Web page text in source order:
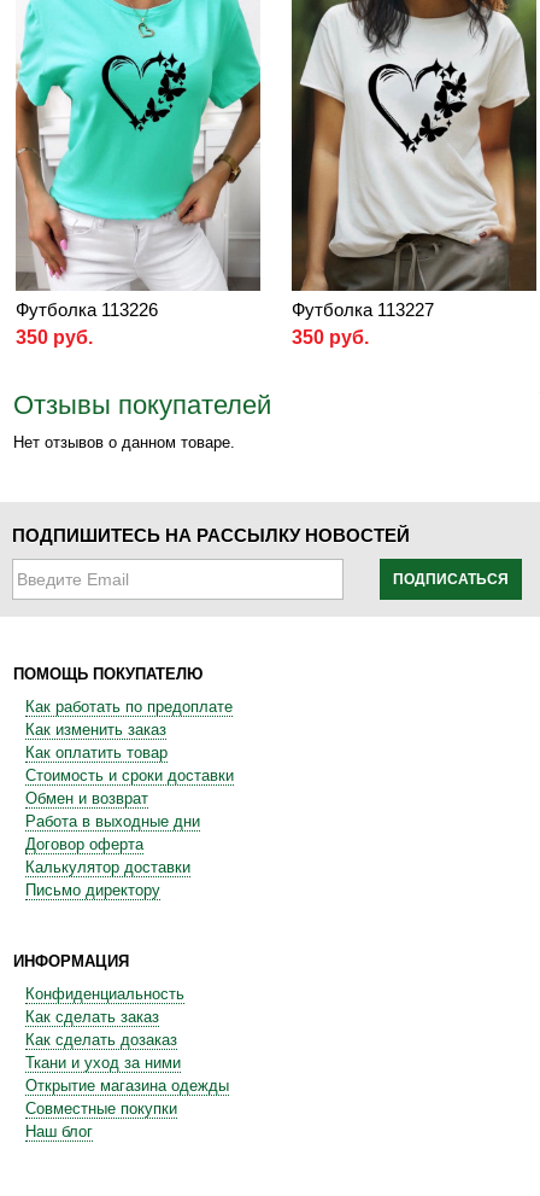
Футболка 113226
350 руб.
Футболка 113227
350 руб.
Отзывы покупателей
Нет отзывов о данном товаре.
ПОДПИШИТЕСЬ НА РАССЫЛКУ НОВОСТЕЙ
ПОДПИСАТЬСЯ
ПОМОЩЬ ПОКУПАТЕЛЮ
Как работать по предоплате
Как изменить заказ
Как оплатить товар
Стоимость и сроки доставки
Обмен и возврат
Работа в выходные дни
Договор оферта
Калькулятор доставки
Письмо директору
ИНФОРМАЦИЯ
Конфиденциальность
Как сделать заказ
Как сделать дозаказ
Ткани и уход за ними
Открытие магазина одежды
Совместные покупки
Наш блог